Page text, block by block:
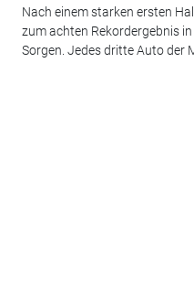
Nach einem starken ersten
zum achten Rekordergebnis
Sorgen. Jedes dritte Auto der